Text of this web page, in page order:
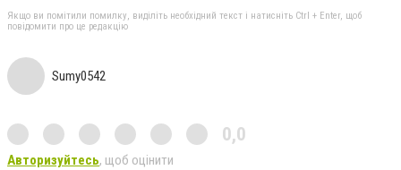
Якщо ви помітили помилку, виділіть необхідний текст і натисніть Ctrl + Enter, щоб
повідомити про це редакцію
Sumy0542
0,0
Авторизуйтесь, щоб оцінити